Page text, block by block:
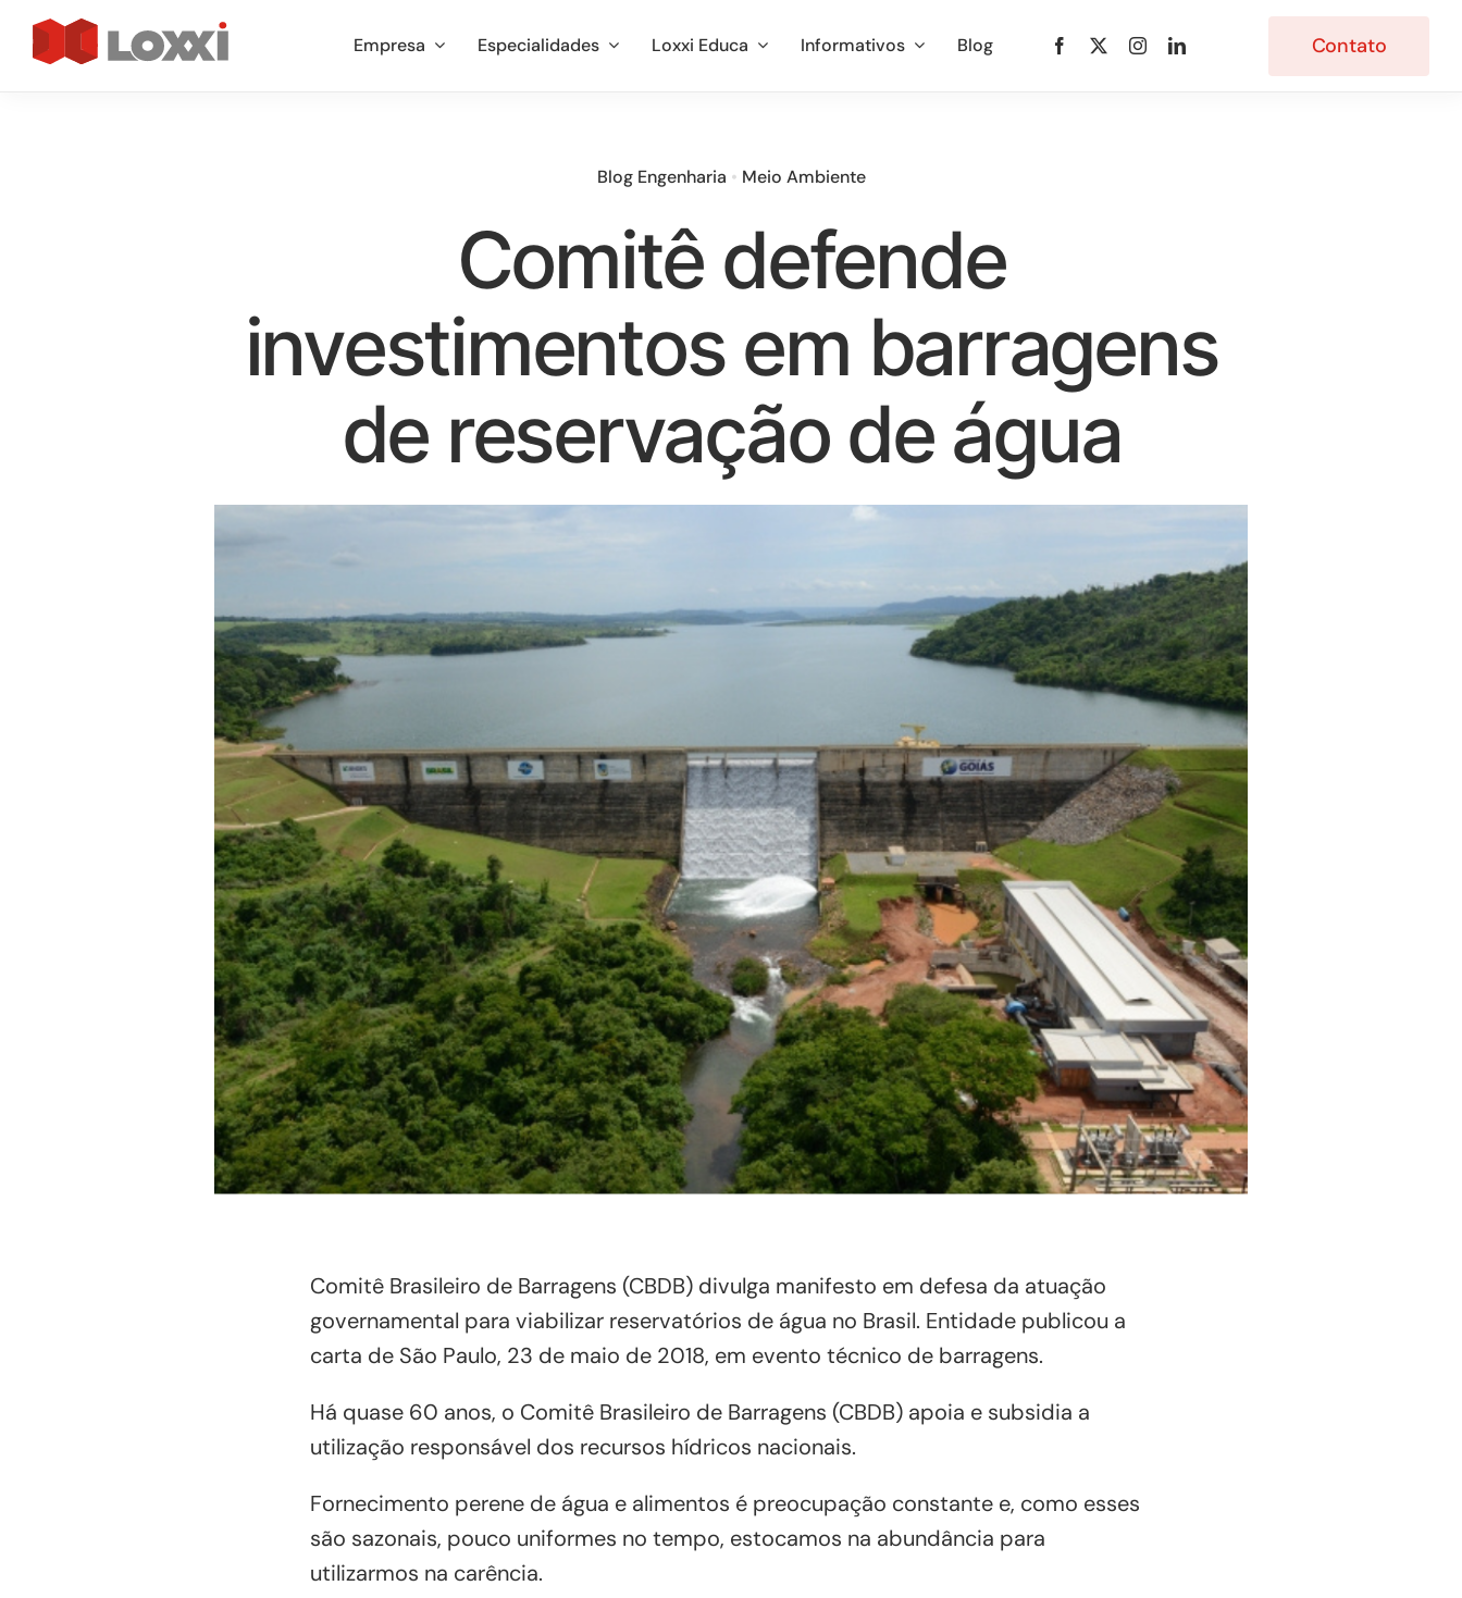
para
Empresa Especialidades Loxxi Educa Informativos Blog Contato
Blog Engenharia • Meio Ambiente
Comitê defende
investimentos em barragens
de reservação de água
Comitê Brasileiro de Barragens (CBDB) divulga manifesto em defesa da atuação
governamental para viabilizar reservatórios de água no Brasil. Entidade publicou a
carta de São Paulo, 23 de maio de 2018, em evento técnico de barragens.
Há quase 60 anos, o Comitê Brasileiro de Barragens (CBDB) apoia e subsidia a
utilização responsável dos recursos hídricos nacionais.
Fornecimento perene de água e alimentos é preocupação constante e, como esses
são sazonais, pouco uniformes no tempo, estocamos na abundância para
utilizarmos na carência.